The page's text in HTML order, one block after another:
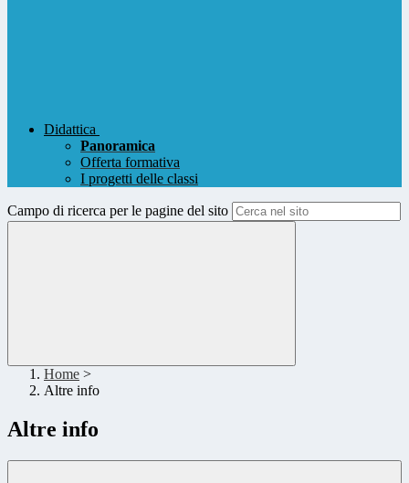
Didattica
Panoramica
Offerta formativa
I progetti delle classi
Campo di ricerca per le pagine del sito
Home >
Altre info
Altre info